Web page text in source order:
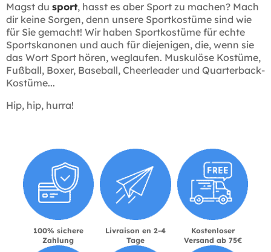
Magst du sport, hasst es aber Sport zu machen? Mach
dir keine Sorgen, denn unsere Sportkostüme sind wie
für Sie gemacht! Wir haben Sportkostüme für echte
Sportskanonen und auch für diejenigen, die, wenn sie
das Wort Sport hören, weglaufen. Muskulöse Kostüme,
Fußball, Boxer, Baseball, Cheerleader und Quarterback-
Kostüme...
Hip, hip, hurra!
100% sichere
Zahlung
Livraison en 2-4
Tage
Kostenloser
Versand ab 75€